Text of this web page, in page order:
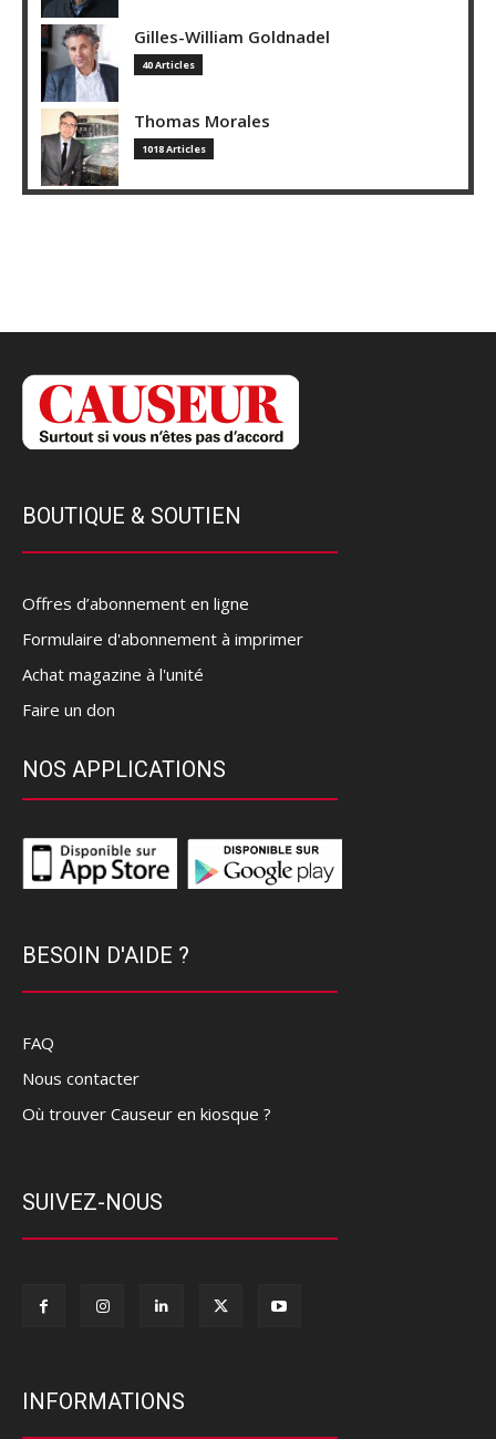
Gilles-William Goldnadel
40 Articles
Thomas Morales
1018 Articles
BOUTIQUE & SOUTIEN
Offres d’abonnement en ligne
Formulaire d'abonnement à imprimer
Achat magazine à l'unité
Faire un don
NOS APPLICATIONS
BESOIN D'AIDE ?
FAQ
Nous contacter
Où trouver Causeur en kiosque ?
SUIVEZ-NOUS
INFORMATIONS